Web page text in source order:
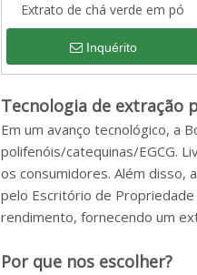
Extrato de chá verde em pó
Inquérito
Tecnologia de extração
Em um avanço tecnológico, a
polifenóis/catequinas/EGCG.
os consumidores. Além disso,
pelo Escritório de Propriedade
rendimento, fornecendo um
Por que nos escolher?